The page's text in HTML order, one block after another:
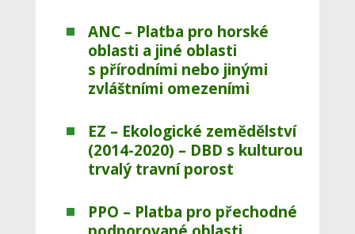
ANC – Platba pro horské
oblasti a jiné oblasti
s přírodními nebo jinými
zvláštními omezeními
EZ – Ekologické zemědělství
(2014-2020) – DBD s kulturou
trvalý travní porost
PPO – Platba pro přechodné